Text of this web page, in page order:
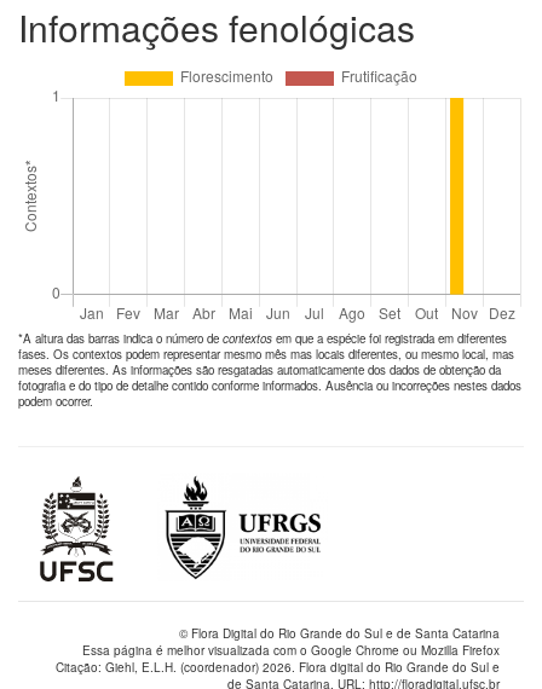
Informações fenológicas
*A altura das barras indica o número de contextos em que a espécie foi registrada em diferentes
fases. Os contextos podem representar mesmo mês mas locais diferentes, ou mesmo local, mas
meses diferentes. As informações são resgatadas automaticamente dos dados de obtenção da
fotografia e do tipo de detalhe contido conforme informados. Ausência ou incorreções nestes dados
podem ocorrer.
© Flora Digital do Rio Grande do Sul e de Santa Catarina
Essa página é melhor visualizada com o Google Chrome ou Mozilla Firefox
Citação: Giehl, E.L.H. (coordenador) 2026. Flora digital do Rio Grande do Sul e
de Santa Catarina. URL: http://floradigital.ufsc.br